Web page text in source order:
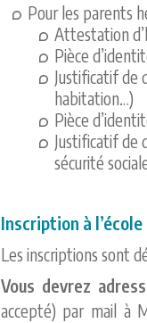
Pour les parents
Attestation
Pièce
Justificatif de
habitation…)
Pièce
Justificatif de
sécurité
Inscription à
Les inscriptions sont
Vous devrez
accepté) par mail à